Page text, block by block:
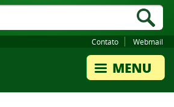
Contato Webmail